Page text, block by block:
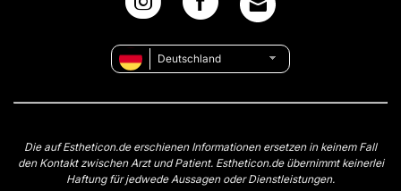
Deutschland
Die auf Estheticon.de erschienen Informationen ersetzen in keinem Fall
den Kontakt zwischen Arzt und Patient. Estheticon.de übernimmt keinerlei
Haftung für jedwede Aussagen oder Dienstleistungen.